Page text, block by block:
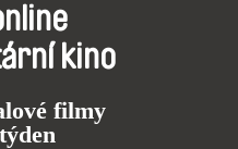
kino
filmy